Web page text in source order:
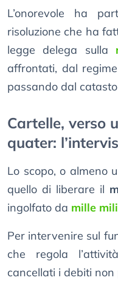
L’onorevole ha
risoluzione che ha
legge delega sulla
affrontati, dal
passando dal
Cartelle, verso
quater:
Lo scopo, o almeno
quello di liberare il
ingolfato da mille
Per intervenire sul
che regola
cancellati i debiti